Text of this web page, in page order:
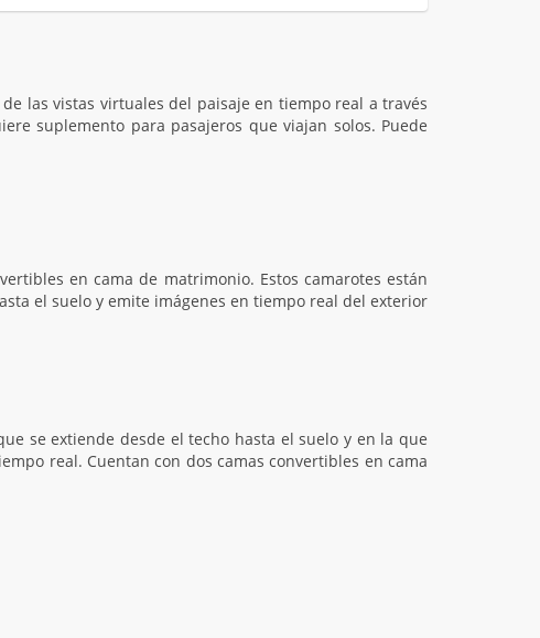
las vistas virtuales del paisaje en tiempo real a través
suplemento para pasajeros que viajan solos. Puede
en cama de matrimonio. Estos camarotes están
el suelo y emite imágenes en tiempo real del exterior
se extiende desde el techo hasta el suelo y en la que
real. Cuentan con dos camas convertibles en cama